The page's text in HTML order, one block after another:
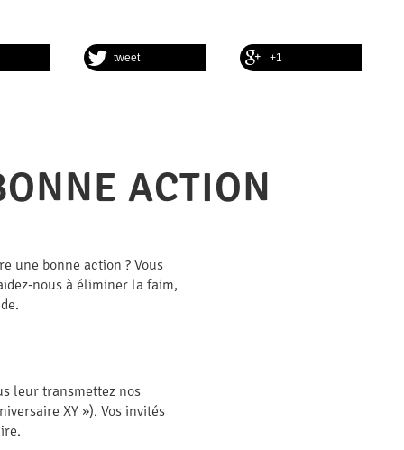
+1
tweet
ACTION
une bonne action ? Vous
nous à éliminer la faim,
leur transmettez nos
XY »). Vos invités